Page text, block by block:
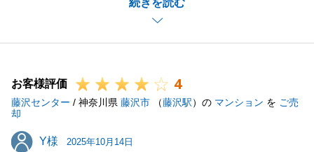
続きを読む
ありましたらいつでもご連絡ください。
今後とも、宜しくお願いいたします。
閉じる
お客様評価 4
藤沢センター / 神奈川県 藤沢市 （藤沢駅）の マンション を ご売
却
Y様
Y様 2025年10月14日